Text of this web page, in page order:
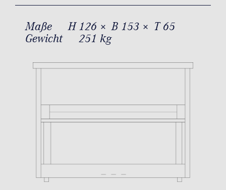
Maße
H 126 × B 153 × T 65
Gewicht
251 kg